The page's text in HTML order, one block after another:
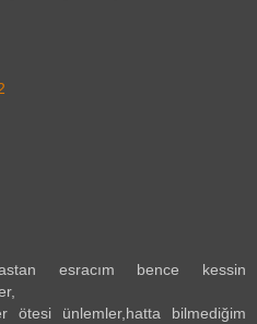
esracım bence kessin
ötesi ünlemler,hatta bilmediğim